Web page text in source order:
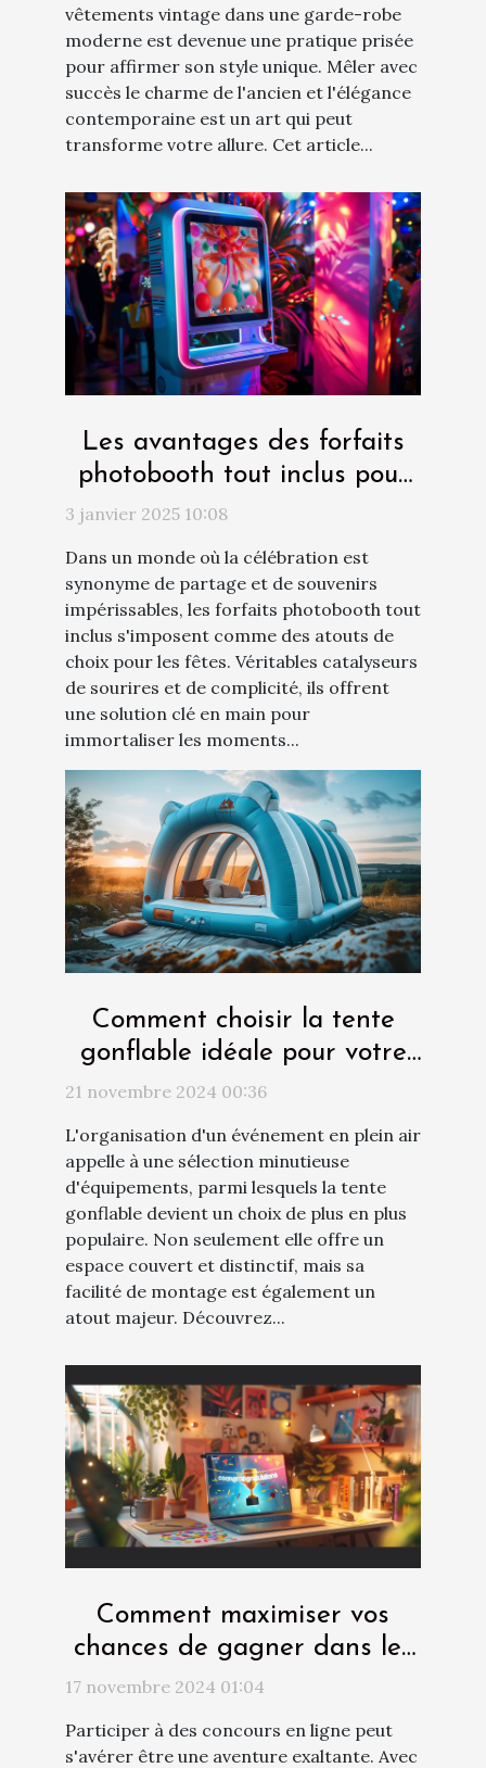
vêtements vintage dans une garde-robe
moderne est devenue une pratique prisée
pour affirmer son style unique. Mêler avec
succès le charme de l'ancien et l'élégance
contemporaine est un art qui peut
transforme votre allure. Cet article...
Les avantages des forfaits
photobooth tout inclus pour
les fêtes
3 janvier 2025 10:08
Dans un monde où la célébration est
synonyme de partage et de souvenirs
impérissables, les forfaits photobooth tout
inclus s'imposent comme des atouts de
choix pour les fêtes. Véritables catalyseurs
de sourires et de complicité, ils offrent
une solution clé en main pour
immortaliser les moments...
Comment choisir la tente
gonflable idéale pour votre
événement ?
21 novembre 2024 00:36
L'organisation d'un événement en plein air
appelle à une sélection minutieuse
d'équipements, parmi lesquels la tente
gonflable devient un choix de plus en plus
populaire. Non seulement elle offre un
espace couvert et distinctif, mais sa
facilité de montage est également un
atout majeur. Découvrez...
Comment maximiser vos
chances de gagner dans les
concours en ligne
17 novembre 2024 01:04
Participer à des concours en ligne peut
s'avérer être une aventure exaltante. Avec